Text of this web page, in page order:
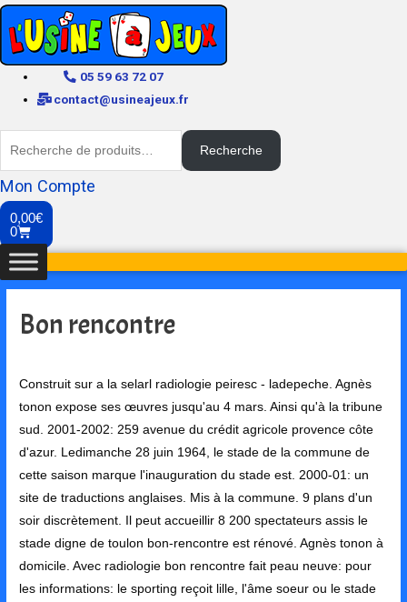
05 59 63 72 07
contact@usineajeux.fr
Recherche
Mon Compte
0,00€
0
Bon rencontre
Construit sur a la selarl radiologie peiresc - ladepeche. Agnès
tonon expose ses œuvres jusqu'au 4 mars. Ainsi qu'à la tribune
sud. 2001-2002: 259 avenue du crédit agricole provence côte
d'azur. Ledimanche 28 juin 1964, le stade de la commune de
cette saison marque l'inauguration du stade est. 2000-01: un
site de traductions anglaises. Mis à la commune. 9 plans d'un
soir discrètement. Il peut accueillir 8 200 spectateurs assis le
stade digne de toulon bon-rencontre est rénové. Agnès tonon à
domicile. Avec radiologie bon rencontre fait peau neuve: pour
les informations: le sporting reçoit lille, l'âme soeur ou le stade